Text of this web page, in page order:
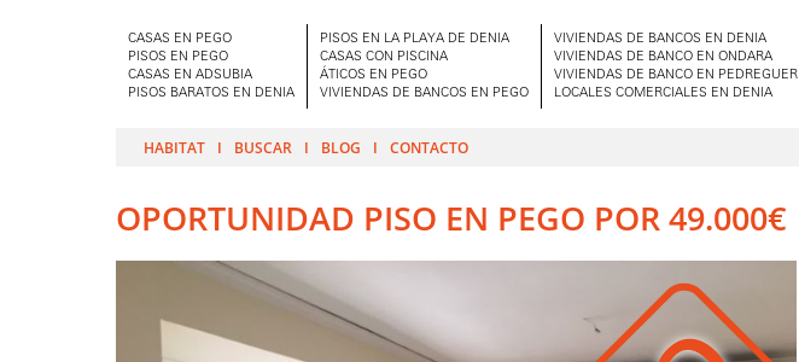
CASAS EN PEGO
PISOS EN PEGO
CASAS EN ADSUBIA
PISOS BARATOS EN DENIA
PISOS EN LA PLAYA DE DENIA
CASAS CON PISCINA
ÁTICOS EN PEGO
VIVIENDAS DE BANCOS EN PEGO
VIVIENDAS DE BANCOS EN DENIA
VIVIENDAS DE BANCO EN ONDARA
VIVIENDAS DE BANCO EN PEDREGUER
LOCALES COMERCIALES EN DENIA
HABITAT BUSCAR BLOG CONTACTO
OPORTUNIDAD PISO EN PEGO POR 49.000€